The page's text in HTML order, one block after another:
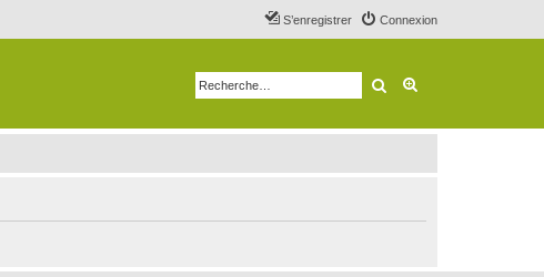
Connexion
S’enregistrer
Rechercher